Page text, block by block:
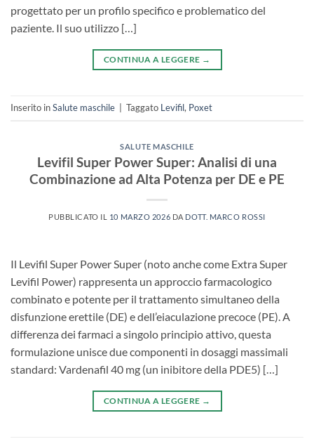
progettato per un profilo specifico e problematico del
paziente. Il suo utilizzo […]
CONTINUA A LEGGERE →
Inserito inSalute maschile Taggato Levifil, Poxet
SALUTE MASCHILE
Levifil Super Power Super: Analisi di una
Combinazione ad Alta Potenza per DE e PE
PUBBLICATO IL 10 MARZO 2026 DA DOTT. MARCO ROSSI
Il Levifil Super Power Super (noto anche come Extra Super
Levifil Power) rappresenta un approccio farmacologico
combinato e potente per il trattamento simultaneo della
disfunzione erettile (DE)​ e dell’eiaculazione precoce (PE). A
differenza dei farmaci a singolo principio attivo, questa
formulazione unisce due componenti in dosaggi massimali
standard: Vardenafil 40 mg​ (un inibitore della PDE5) […]
CONTINUA A LEGGERE →